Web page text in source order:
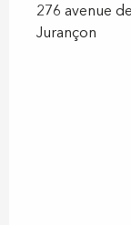
276 avenue
Jurançon